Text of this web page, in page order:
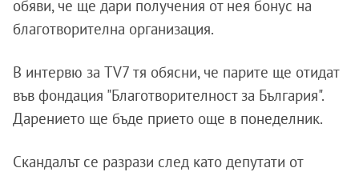
обяви, че ще дари получения от нея бонус на
благотворителна организация.
В интервю за TV7 тя обясни, че парите ще отидат
във фондация "Благотворителност за България".
Дарението ще бъде прието още в понеделник.
Скандалът се разрази след като депутати от